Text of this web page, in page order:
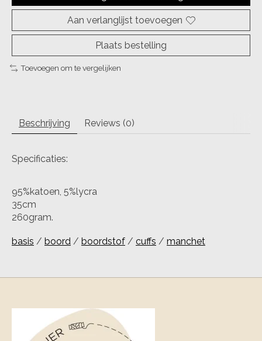
Aan verlanglijst toevoegen
Plaats bestelling
Toevoegen om te vergelijken
Beschrijving Reviews (0)
Specificaties:
95%katoen, 5%lycra
35cm
260gram.
basis / boord / boordstof / cuffs / manchet